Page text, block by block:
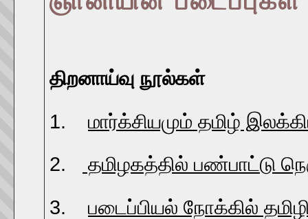
திறனாய்வு நூல்கள்
1. மார்க்சியமும் தமிழ்
2.
தமிழகத்தில் பண்பாட்டு
3. படைப்பியல் நோக்கில்